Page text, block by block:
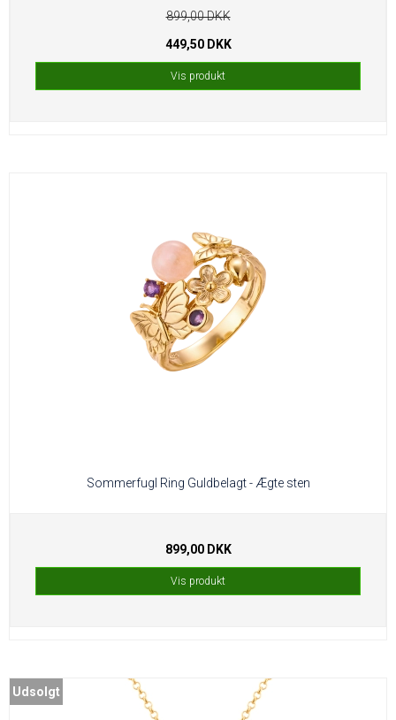
899,00 DKK
449,50 DKK
Vis produkt
Sommerfugl Ring Guldbelagt - Ægte sten
899,00 DKK
Vis produkt
Udsolgt